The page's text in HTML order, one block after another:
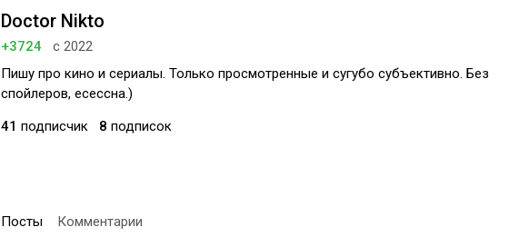
Doctor Nikto
+3724
с 2022
Пишу про кино и сериалы. Только просмотренные и сугубо субъективно. Без
спойлеров, есессна.)
41 подписчик 8 подписок
Посты Комментарии